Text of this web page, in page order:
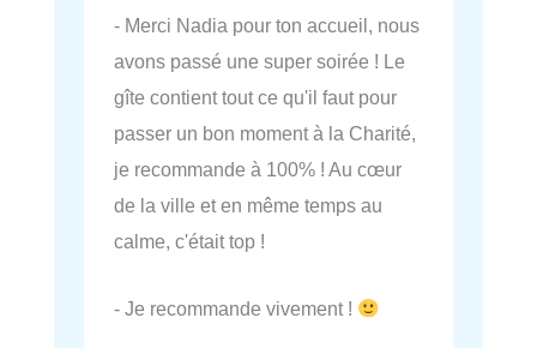
- Merci Nadia pour ton accueil, nous
avons passé une super soirée ! Le
gîte contient tout ce qu'il faut pour
passer un bon moment à la Charité,
je recommande à 100% ! Au cœur
de la ville et en même temps au
calme, c'était top !
- Je recommande vivement !